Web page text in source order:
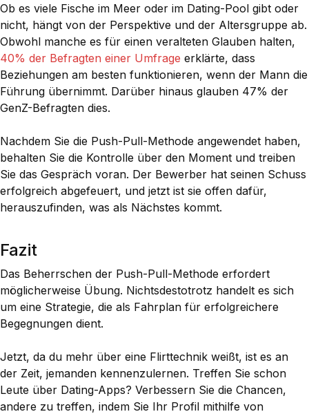
Ob es viele Fische im Meer oder im Dating-Pool gibt oder
nicht, hängt von der Perspektive und der Altersgruppe ab.
Obwohl manche es für einen veralteten Glauben halten,
40% der Befragten einer Umfrage erklärte, dass
Beziehungen am besten funktionieren, wenn der Mann die
Führung übernimmt. Darüber hinaus glauben 47% der
GenZ-Befragten dies.
Nachdem Sie die Push-Pull-Methode angewendet haben,
behalten Sie die Kontrolle über den Moment und treiben
Sie das Gespräch voran. Der Bewerber hat seinen Schuss
erfolgreich abgefeuert, und jetzt ist sie offen dafür,
herauszufinden, was als Nächstes kommt.
Fazit
Das Beherrschen der Push-Pull-Methode erfordert
möglicherweise Übung. Nichtsdestotrotz handelt es sich
um eine Strategie, die als Fahrplan für erfolgreichere
Begegnungen dient.
Jetzt, da du mehr über eine Flirttechnik weißt, ist es an
der Zeit, jemanden kennenzulernen. Treffen Sie schon
Leute über Dating-Apps? Verbessern Sie die Chancen,
andere zu treffen, indem Sie Ihr Profil mithilfe von